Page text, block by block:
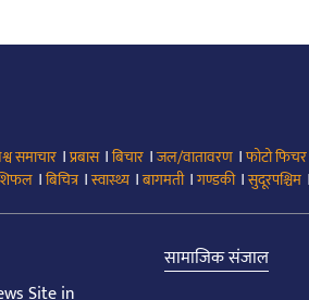
समाचार ।प्रबास।बिचार ।जल/वातावरण ।फोटो फिचर
।बिचित्र।स्वास्थ्य ।बागमती।गण्डकी।सुदूरपश्चिम
Site in
सामाजिक संजाल